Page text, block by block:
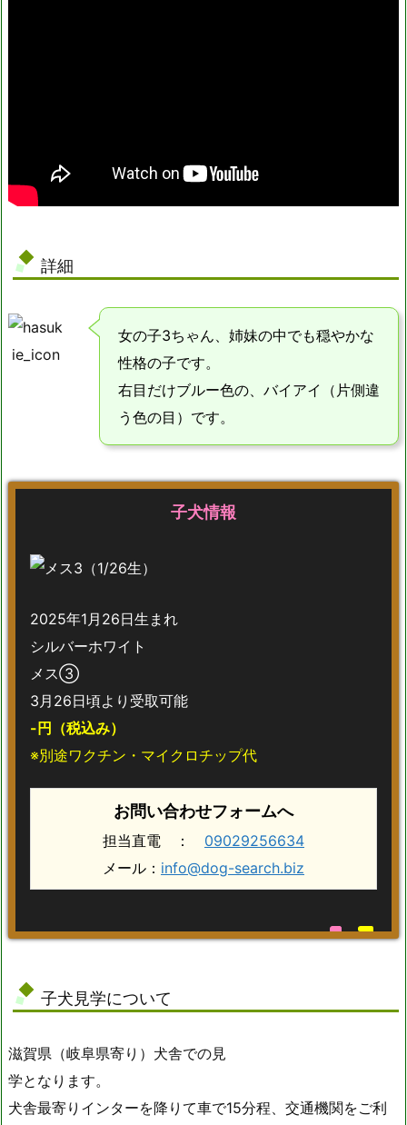
詳細
女の子3ちゃん、姉妹の中でも穏やかな
性格の子です。
右目だけブルー色の、バイアイ（片側違
う色の目）です。
子犬情報
2025年1月26日生まれ
シルバーホワイト
メス③
3月26日頃より受取可能
-円（税込み）
※別途ワクチン・マイクロチップ代
お問い合わせフォームへ
担当直電 ： 09029256634
メール： info@dog-search.biz
子犬見学について
滋賀県（岐阜県寄り）犬舎での見
学となります。
犬舎最寄りインターを降りて車で15分程、交通機関をご利